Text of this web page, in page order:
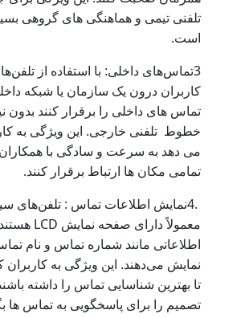
تلفنی تیمی و هماهنگی ‌های گروهی
است.
3تماس‌های داخلی: با استفاده از
کاربران درون یک سازمان یا شبکه
تماس‌ های داخلی را برقرار کنند بدون
خطوط تلفنی خارجی. این ویژگی به
می ‌دهد به سرعت و سادگی با همکاران
تمامی مکان ‌ها ارتباط برقرار کنند.
4.نمایش اطلاعات تماس : تلفن‌های
معمولاً دارای صفحه نمایش LCD
اطلاعاتی مانند شماره تماس و نام
نمایش می‌دهند. این ویژگی به
تا بهترین شناسایی تماس را داشته
تصمیم را برای پاسخگویی به تماس ‌ها